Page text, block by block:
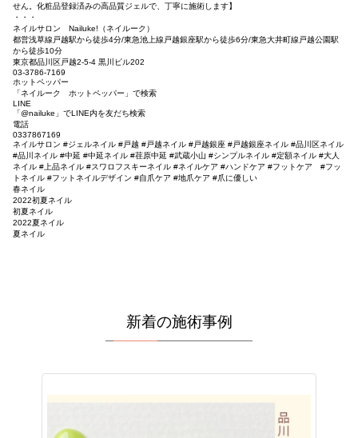
せん。化粧品登録済みの高品質ジェルで、丁寧に施術します】
・・・
ネイルサロン Nailuke!（ネイルーク）
都営浅草線戸越駅から徒歩4分/東急池上線戸越銀座駅から徒歩6分/東急大井町線戸越公園駅
から徒歩10分
東京都品川区戸越2-5-4 黒川ビル202
03-3786-7169
ホットペッパー
「ネイルーク ホットペッパー」で検索
LINE
「@nailuke」でLINE内を友だち検索
電話
0337867169
ネイルサロン #ジェルネイル #戸越 #戸越ネイル #戸越銀座 #戸越銀座ネイル #品川区ネイル
#品川ネイル #中延 #中延ネイル #荏原中延 #武蔵小山 #シンプルネイル #定額ネイル #大人
ネイル #上品ネイル #スワロフスキーネイル #ネイルケア #ハンドケア #フットケア #フッ
トネイル #フットネイルデザイン #自爪ケア #地爪ケア #爪に優しい
春ネイル
2022初夏ネイル
初夏ネイル
2022夏ネイル
夏ネイル
新着の施術事例